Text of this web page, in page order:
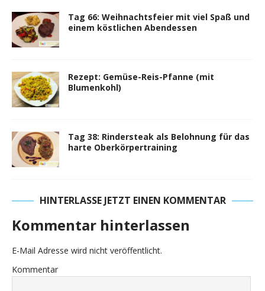
Tag 66: Weihnachtsfeier mit viel Spaß und
einem köstlichen Abendessen
Rezept: Gemüse-Reis-Pfanne (mit
Blumenkohl)
Tag 38: Rindersteak als Belohnung für das
harte Oberkörpertraining
HINTERLASSE JETZT EINEN KOMMENTAR
Kommentar hinterlassen
E-Mail Adresse wird nicht veröffentlicht.
Kommentar